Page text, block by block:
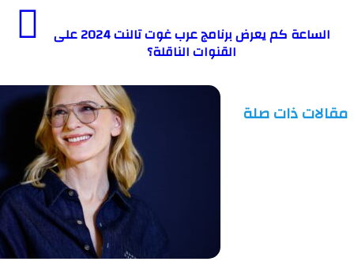
الساعة كم يعرض برنامج عرب غوت تالنت 2024 على
القنوات الناقلة؟
ذات صلة